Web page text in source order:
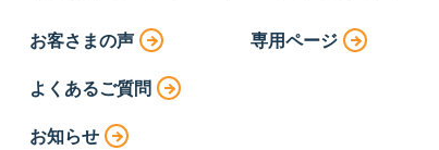
お客さまの声
よくあるご質問
お知らせ
専用ページ